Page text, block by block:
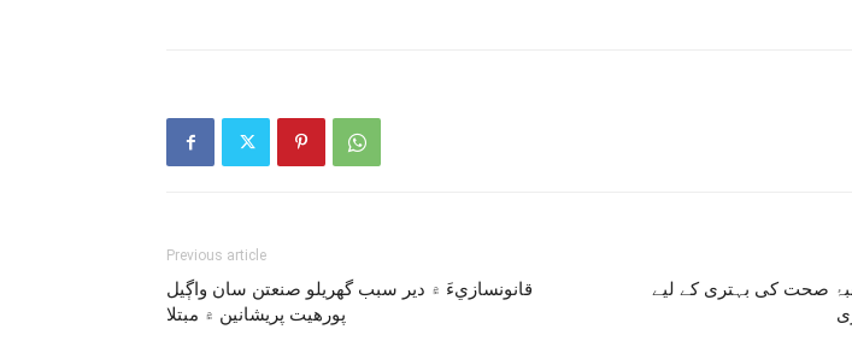
Previous article
قانونسازيءَ ۾ دير سبب گهريلو صنعتن سان واڳيل
پورهيت پريشانين ۾ مبتلا
صحت کی بہتری کے لیے